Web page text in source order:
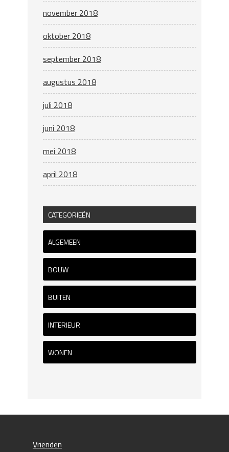
november 2018
oktober 2018
september 2018
augustus 2018
juli 2018
juni 2018
mei 2018
april 2018
CATEGORIEËN
ALGEMEEN
BOUW
BUITEN
INTERIEUR
WONEN
Vrienden